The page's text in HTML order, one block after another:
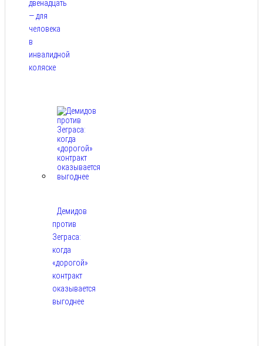
двенадцать
— для
человека
в
инвалидной
коляске
Демидов
против
Зеграса:
когда
«дорогой»
контракт
оказывается
выгоднее